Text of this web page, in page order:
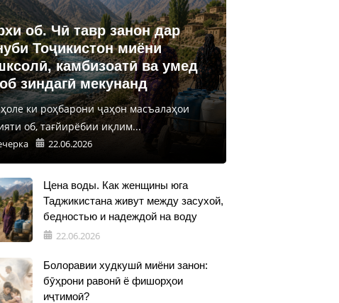
об. Чӣ тавр занон дар
Тоҷикистон миёни
камбизоатӣ ва умед
зиндагӣ мекунанд
ки роҳбарони ҷаҳон масъалаҳои
об, тағйирёбии иқлим...
22.06.2026
Цена воды. Как женщины юга
Таджикистана живут между засухой,
бедностью и надеждой на воду
22.06.2026
Болоравии худкушӣ миёни занон:
бӯҳрони равонӣ ё фишорҳои
иҷтимоӣ?